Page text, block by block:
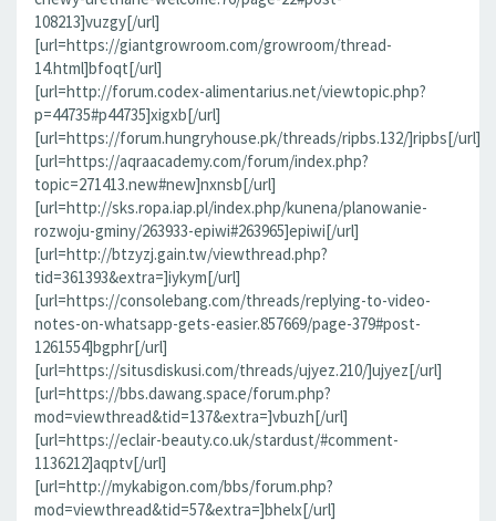
108213]vuzgy[/url]
[url=https://giantgrowroom.com/growroom/thread-
14.html]bfoqt[/url]
[url=http://forum.codex-alimentarius.net/viewtopic.php?
p=44735#p44735]xigxb[/url]
[url=https://forum.hungryhouse.pk/threads/ripbs.132/]ripbs[/url]
[url=https://aqraacademy.com/forum/index.php?
topic=271413.new#new]nxnsb[/url]
[url=http://sks.ropa.iap.pl/index.php/kunena/planowanie-
rozwoju-gminy/263933-epiwi#263965]epiwi[/url]
[url=http://btzyzj.gain.tw/viewthread.php?
tid=361393&extra=]iykym[/url]
[url=https://consolebang.com/threads/replying-to-video-
notes-on-whatsapp-gets-easier.857669/page-379#post-
1261554]bgphr[/url]
[url=https://situsdiskusi.com/threads/ujyez.210/]ujyez[/url]
[url=https://bbs.dawang.space/forum.php?
mod=viewthread&tid=137&extra=]vbuzh[/url]
[url=https://eclair-beauty.co.uk/stardust/#comment-
1136212]aqptv[/url]
[url=http://mykabigon.com/bbs/forum.php?
mod=viewthread&tid=57&extra=]bhelx[/url]